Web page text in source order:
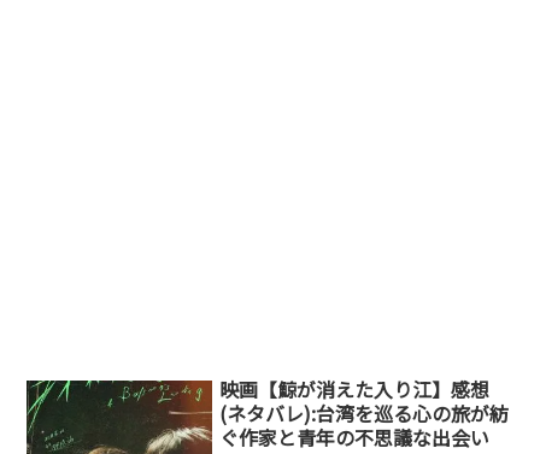
映画【鯨が消えた入り江】感想
(ネタバレ):台湾を巡る心の旅が紡
ぐ作家と青年の不思議な出会い